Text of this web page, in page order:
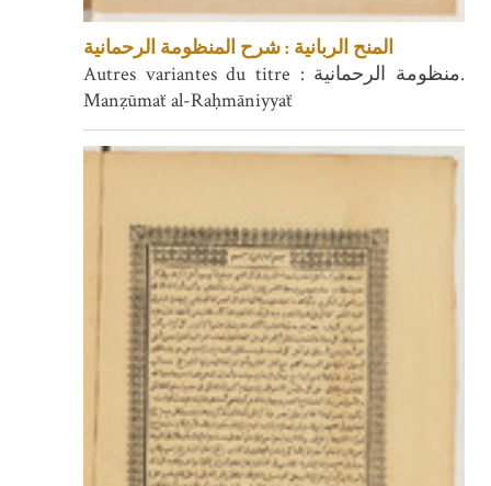
المنح الربانية : شرح المنظومة الرحمانية
Autres variantes du titre : منظومة الرحمانية.
Manẓūmaẗ al-Raḥmāniyyaẗ